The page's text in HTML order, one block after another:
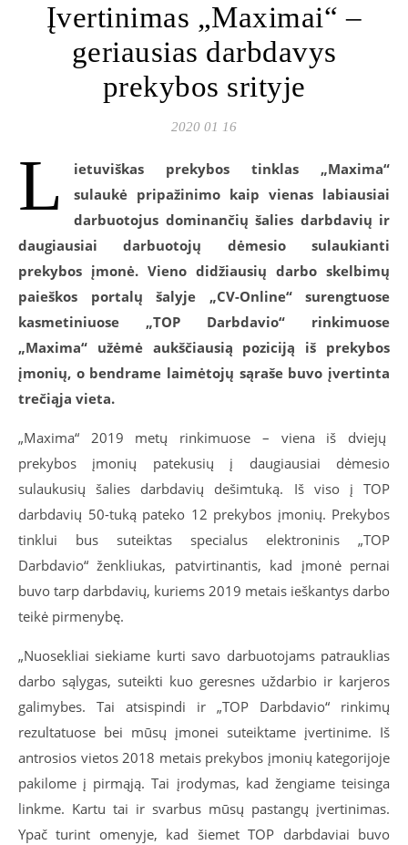
Įvertinimas „Maximai“ –
geriausias darbdavys
prekybos srityje
2020 01 16
L
ietuviškas prekybos tinklas „Maxima“
sulaukė pripažinimo kaip vienas labiausiai
darbuotojus dominančių šalies darbdavių ir
daugiausiai darbuotojų dėmesio sulaukianti
prekybos įmonė. Vieno didžiausių darbo skelbimų
paieškos portalų šalyje „CV-Online“ surengtuose
kasmetiniuose „TOP Darbdavio“ rinkimuose
„Maxima“ užėmė aukščiausią poziciją iš prekybos
įmonių, o bendrame laimėtojų sąraše buvo įvertinta
trečiąja vieta.
„Maxima“ 2019 metų rinkimuose – viena iš dviejų
prekybos įmonių patekusių į daugiausiai dėmesio
sulaukusių šalies darbdavių dešimtuką. Iš viso į TOP
darbdavių 50-tuką pateko 12 prekybos įmonių. Prekybos
tinklui bus suteiktas specialus elektroninis „TOP
Darbdavio“ ženkliukas, patvirtinantis, kad įmonė pernai
buvo tarp darbdavių, kuriems 2019 metais ieškantys darbo
teikė pirmenybę.
„Nuosekliai siekiame kurti savo darbuotojams patrauklias
darbo sąlygas, suteikti kuo geresnes uždarbio ir karjeros
galimybes. Tai atsispindi ir „TOP Darbdavio“ rinkimų
rezultatuose bei mūsų įmonei suteiktame įvertinime. Iš
antrosios vietos 2018 metais prekybos įmonių kategorijoje
pakilome į pirmąją. Tai įrodymas, kad žengiame teisinga
linkme. Kartu tai ir svarbus mūsų pastangų įvertinimas.
Ypač turint omenyje, kad šiemet TOP darbdaviai buvo